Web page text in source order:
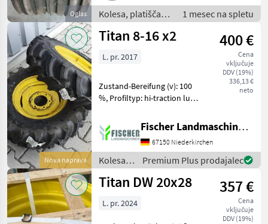
Oglas
Kolesa, platišča in
pnevmatike /
Druga kolesa,
pnevmatike
1 mesec na spletu
Nova naprava
Titan 8-16 x2 400 €
Cena
vključuje
DDV (19%)
336,13 €
neto
L. pr. 2017
Zustand-Bereifung (v): 100
%, Profiltyp: hi-traction lug
pnevmatike Druga kolesa,
platišča in pnevmatike
Fischer Landmaschinen GmbH
67150 Niederkirchen
Kolesa,
platišča
in
/ Titan
Premium Plus prodajalec
Titan DW 20x28 357 €
Cena
vključuje
DDV (19%)
L. pr. 2024